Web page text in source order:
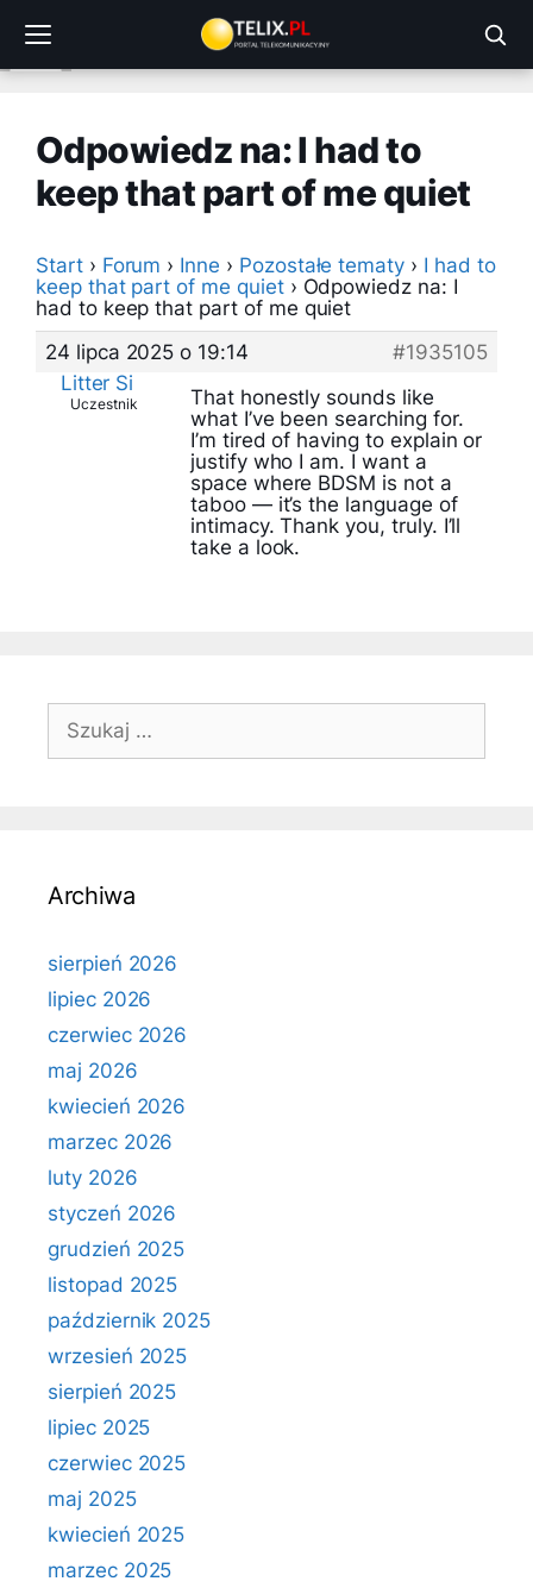
treści
Odpowiedz na: I had to
keep that part of me quiet
Start › Forum › Inne › Pozostałe tematy › I had to
keep that part of me quiet › Odpowiedz na: I
had to keep that part of me quiet
24 lipca 2025 o 19:14
#1935105
Litter Si
Uczestnik
That honestly sounds like
what I’ve been searching for.
I’m tired of having to explain or
justify who I am. I want a
space where BDSM is not a
taboo — it’s the language of
intimacy. Thank you, truly. I’ll
take a look.
Szukaj:
Archiwa
sierpień 2026
lipiec 2026
czerwiec 2026
maj 2026
kwiecień 2026
marzec 2026
luty 2026
styczeń 2026
grudzień 2025
listopad 2025
październik 2025
wrzesień 2025
sierpień 2025
lipiec 2025
czerwiec 2025
maj 2025
kwiecień 2025
marzec 2025